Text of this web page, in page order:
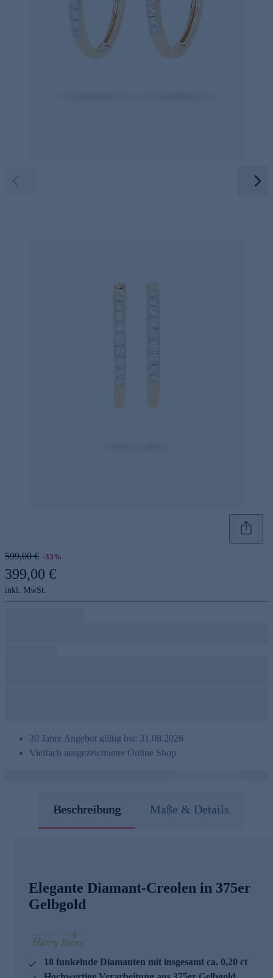
599,00 € -33%
399,00 €
inkl. MwSt.
30 Jahre Angebot gültig bis: 31.08.2026
Vielfach ausgezeichneter Online Shop
Beschreibung Maße & Details
Elegante Diamant-Creolen in 375er
Gelbgold
18 funkelnde Diamanten mit insgesamt ca. 0,20 ct